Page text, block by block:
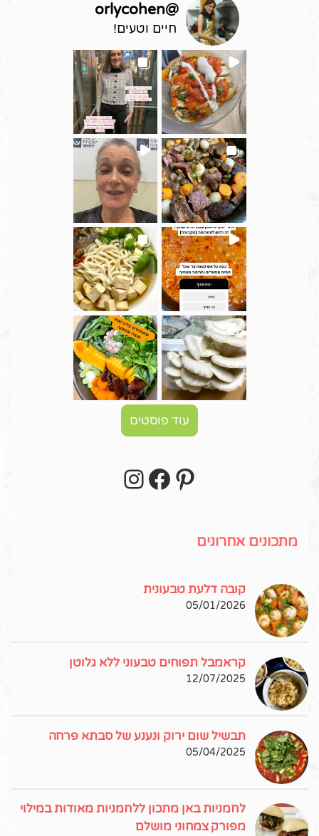
@
orlycohen
חיים וטעים!
עוד פוסטים
Pinterest
Facebook
מתכונים אחרונים
קובה דלעת טבעונית
05/01/2026
קראמבל תפוחים טבעוני ללא גלוטן
12/07/2025
תבשיל שום ירוק ונענע של סבתא פרחה
05/04/2025
לחמניות באן מתכון ללחמניות מאודות במילוי
מפורק צמחוני מושלם